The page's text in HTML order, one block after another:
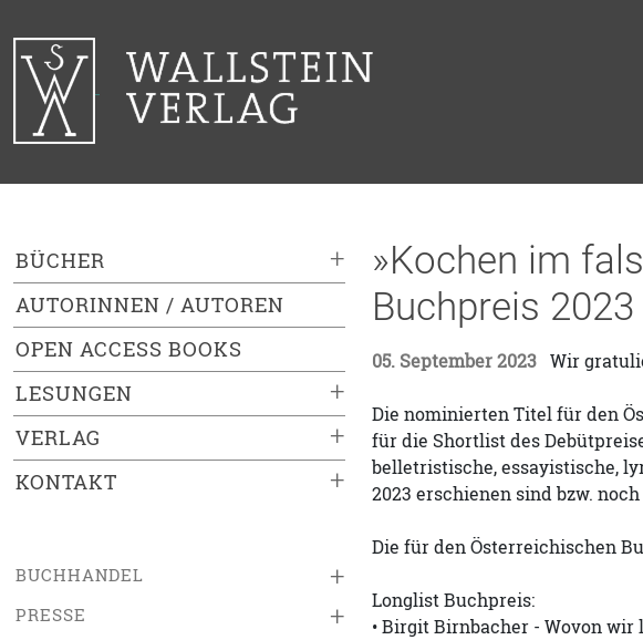
+
BÜCHER
AUTORINNEN / AUTOREN
OPEN ACCESS BOOKS
+
LESUNGEN
+
VERLAG
+
KONTAKT
+
BUCHHANDEL
+
PRESSE
»Kochen im
Buchpreis
05. September 2023 Wir
Die nominierten Titel für den
für die Shortlist des
belletristische, essayistische,
2023 erschienen sind bzw.
Die für den Österreichischen
Longlist Buchpreis:
• Birgit Birnbacher - Wovon wir